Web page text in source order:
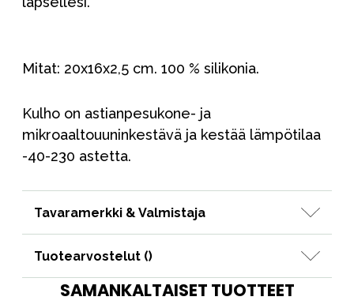
Mitat: 20x16x2,5 cm. 100 % silikonia.
Kulho on astianpesukone- ja
mikroaaltouuninkestävä ja kestää lämpötilaa
-40-230 astetta.
Tavaramerkki & Valmistaja
Tuotearvostelut ()
SAMANKALTAISET TUOTTEET